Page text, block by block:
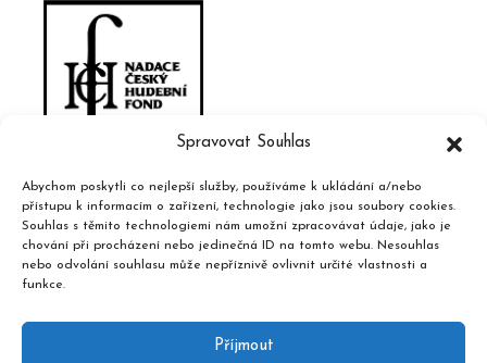
Spravovat Souhlas
Abychom poskytli co nejlepší služby, používáme k ukládání a/nebo
přístupu k informacím o zařízení, technologie jako jsou soubory cookies.
Souhlas s těmito technologiemi nám umožní zpracovávat údaje, jako je
chování při procházení nebo jedinečná ID na tomto webu. Nesouhlas
nebo odvolání souhlasu může nepříznivě ovlivnit určité vlastnosti a
funkce.
Příjmout